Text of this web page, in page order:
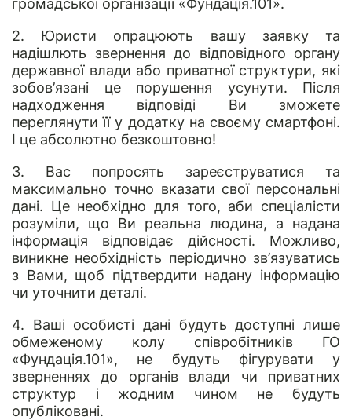
громадської організації «Фундація.101».
2. Юристи опрацюють вашу заявку та
надішлють звернення до відповідного органу
державної влади або приватної структури, які
зобов’язані це порушення усунути. Після
надходження відповіді Ви зможете
переглянути її у додатку на своєму смартфоні.
І це абсолютно безкоштовно!
3. Вас попросять зареєструватися та
максимально точно вказати свої персональні
дані. Це необхідно для того, аби спеціалісти
розуміли, що Ви реальна людина, а надана
інформація відповідає дійсності. Можливо,
виникне необхідність періодично зв’язуватись
з Вами, щоб підтвердити надану інформацію
чи уточнити деталі.
4. Ваші особисті дані будуть доступні лише
обмеженому колу співробітників ГО
«Фундація.101», не будуть фігурувати у
зверненнях до органів влади чи приватних
структур і жодним чином не будуть
опубліковані.